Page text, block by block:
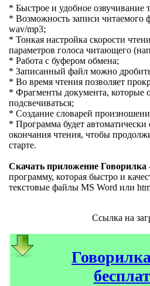
* Быстрое и удобное озвучивание
* Возможность записи читаемого
wav/mp3;
* Тонкая настройка скорости
параметров голоса читающего
* Работа с буфером обмена;
* Записанный файл можно
* Во время чтения позволяет
* Фрагменты документа, которые
подсвечиваться;
* Создание словарей
* Программа будет автоматически
окончания чтения, чтобы
старте.
Скачать приложение Говорилка
программу, которая быстро и
текстовые файлы MS Word или
Ссылка на